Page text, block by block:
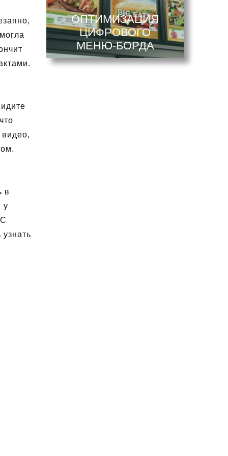
в
у
ОПТИМИЗАЦИЯ
ЦИФРОВОГО
МЕНЮ-БОРДА